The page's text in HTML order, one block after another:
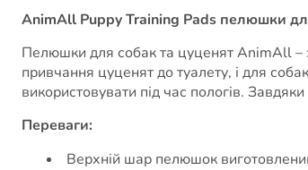
AnimAll Puppy Training Pads пелюшки
Пелюшки для собак та цуценят AnimAll –
привчання цуценят до туалету, і для
використовувати під час пологів.
Переваги:
Верхній шар пелюшок